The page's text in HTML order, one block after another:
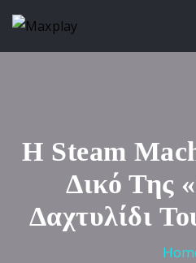
Η Steam
Δικό Της
Δαχτυλίδι